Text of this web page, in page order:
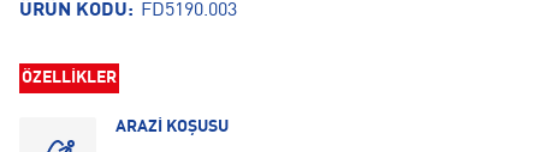
ÜRÜN KODU: FD5190.003
ÖZELLİKLER
ARAZİ KOŞUSU